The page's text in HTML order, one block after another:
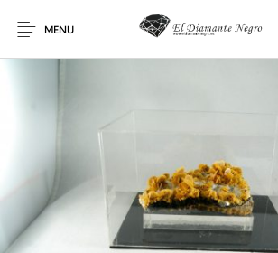
MENU
En oferta ! DECORACIÓN